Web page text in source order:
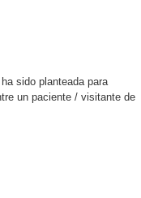
sido planteada para
un paciente / visitante de